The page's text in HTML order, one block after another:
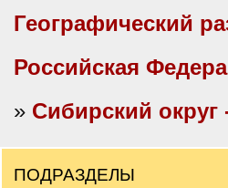
Географический
Российская
» Сибирский
ПОДРАЗДЕЛЫ